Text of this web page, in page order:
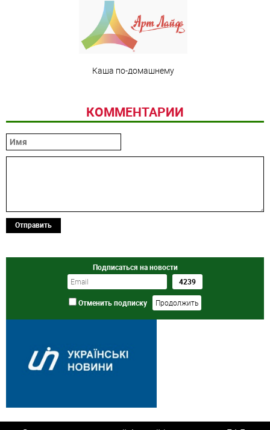
Каша по-домашнему
КОММЕНТАРИИ
Отправить
Подписаться на новости
Отменить подписку